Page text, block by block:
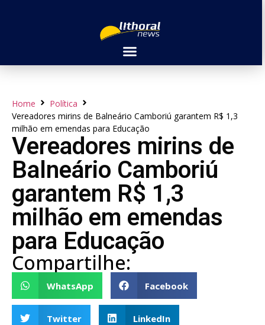
Home
Política
Vereadores mirins de Balneário Camboriú garantem R$ 1,3
milhão em emendas para Educação
Vereadores mirins de
Balneário Camboriú
garantem R$ 1,3
milhão em emendas
para Educação
Compartilhe:
WhatsApp Facebook
Twitter LinkedIn